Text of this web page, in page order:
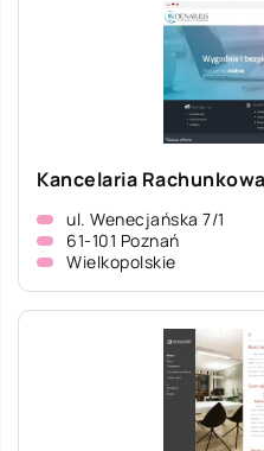
Kancelaria
ul. Wenecjańska 7/1
61-101 Poznań
Wielkopolskie